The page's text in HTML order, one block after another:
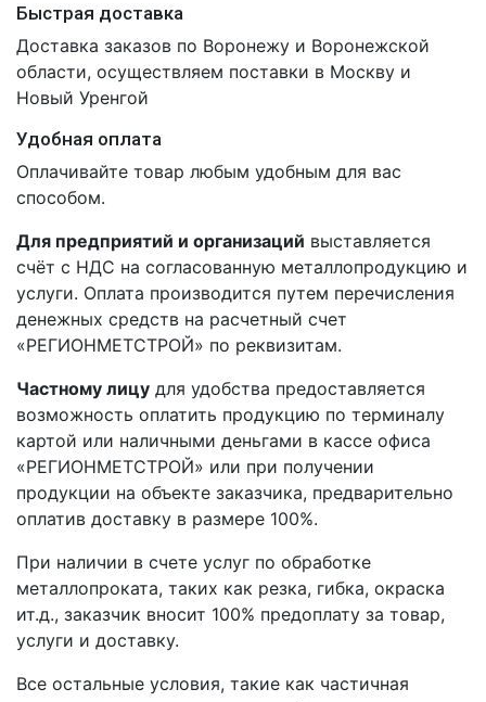
Быстрая доставка
Доставка заказов по Воронежу и Воронежской
области, осуществляем поставки в Москву и
Новый Уренгой
Удобная оплата
Оплачивайте товар любым удобным для вас
способом.
Для предприятий и организаций выставляется
счёт с НДС на согласованную металлопродукцию и
услуги. Оплата производится путем перечисления
денежных средств на расчетный счет
«РЕГИОНМЕТСТРОЙ» по реквизитам.
Частному лицу для удобства предоставляется
возможность оплатить продукцию по терминалу
картой или наличными деньгами в кассе офиса
«РЕГИОНМЕТСТРОЙ» или при получении
продукции на объекте заказчика, предварительно
оплатив доставку в размере 100%.
При наличии в счете услуг по обработке
металлопроката, таких как резка, гибка, окраска
ит.д., заказчик вносит 100% предоплату за товар,
услуги и доставку.
Все остальные условия, такие как частичная